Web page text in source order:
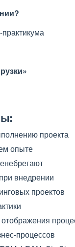
проекта
опыте
внедрении
проектов
процессов